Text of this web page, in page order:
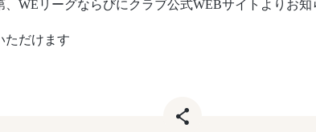
WEリーグならびにクラブ公式WEBサイトよりお知
ただけます